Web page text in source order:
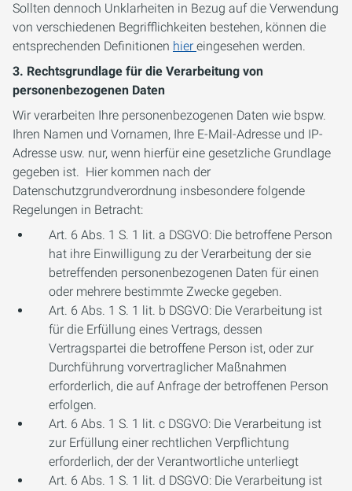
Sollten dennoch Unklarheiten in Bezug auf die Verwendung
von verschiedenen Begrifflichkeiten bestehen, können die
entsprechenden Definitionen hier eingesehen werden.
3. Rechtsgrundlage für die Verarbeitung von
personenbezogenen Daten
Wir verarbeiten Ihre personenbezogenen Daten wie bspw.
Ihren Namen und Vornamen, Ihre E-Mail-Adresse und IP-
Adresse usw. nur, wenn hierfür eine gesetzliche Grundlage
gegeben ist. Hier kommen nach der
Datenschutzgrundverordnung insbesondere folgende
Regelungen in Betracht:
Art. 6 Abs. 1 S. 1 lit. a DSGVO: Die betroffene Person
hat ihre Einwilligung zu der Verarbeitung der sie
betreffenden personenbezogenen Daten für einen
oder mehrere bestimmte Zwecke gegeben.
Art. 6 Abs. 1 S. 1 lit. b DSGVO: Die Verarbeitung ist
für die Erfüllung eines Vertrags, dessen
Vertragspartei die betroffene Person ist, oder zur
Durchführung vorvertraglicher Maßnahmen
erforderlich, die auf Anfrage der betroffenen Person
erfolgen.
Art. 6 Abs. 1 S. 1 lit. c DSGVO: Die Verarbeitung ist
zur Erfüllung einer rechtlichen Verpflichtung
erforderlich, der der Verantwortliche unterliegt
Art. 6 Abs. 1 S. 1 lit. d DSGVO: Die Verarbeitung ist